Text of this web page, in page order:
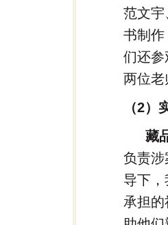
范文宇
书制作
们还参
两位老
（2）
藏
负责涉
导下
承担